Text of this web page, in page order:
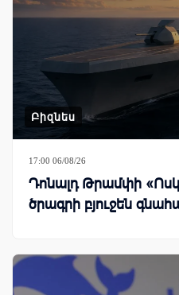
Բիզնես
17:00 06/08/26
Դոնալդ Թրամփի
ծրագրի բյուջեն